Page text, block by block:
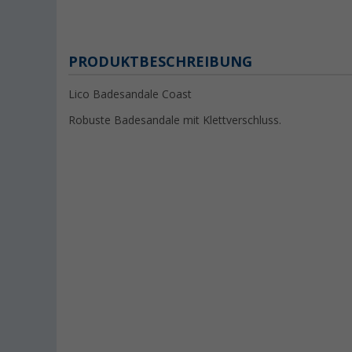
PRODUKTBESCHREIBUNG
Lico Badesandale Coast
Robuste Badesandale mit Klettverschluss.